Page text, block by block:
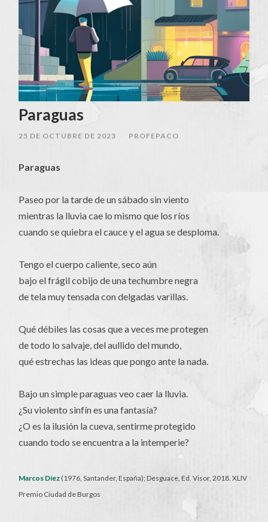
Paraguas
25 DE OCTUBRE DE 2023 PROFEPACO
Paraguas
Paseo por la tarde de un sábado sin viento
mientras la lluvia cae lo mismo que los ríos
cuando se quiebra el cauce y el agua se desploma.
Tengo el cuerpo caliente, seco aún
bajo el frágil cobijo de una techumbre negra
de tela muy tensada con delgadas varillas.
Qué débiles las cosas que a veces me protegen
de todo lo salvaje, del aullido del mundo,
qué estrechas las ideas que pongo ante la nada.
Bajo un simple paraguas veo caer la lluvia.
¿Su violento sinfín es una fantasía?
¿O es la ilusión la cueva, sentirme protegido
cuando todo se encuentra a la intemperie?
Marcos Díez (1976, Santander, España); Desguace, Ed. Visor, 2018. XLIV
Premio Ciudad de Burgos